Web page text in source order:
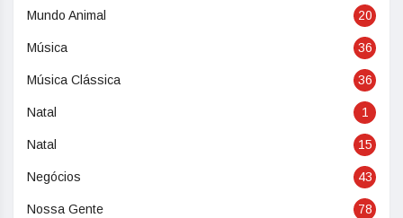
Mundo Animal 20
Música 36
Música Clássica 36
Natal 1
Natal 15
Negócios 43
Nossa Gente 78